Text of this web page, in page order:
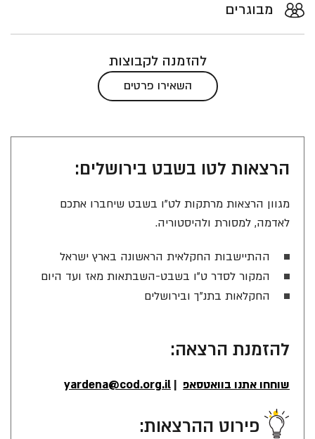
מבוגרים
להזמנה לקבוצות
השאירו פרטים
הרצאות לטו בשבט בירושלים:
מגוון הרצאות מרתקות לט"ו בשבט שיחברו אתכם
לאדמה, למסורת ולהיסטוריה.
ההתיישבות החקלאית הראשונה בארץ ישראל
המקור לסדר ט"ו בשבט-השבתאות מאז ועד היום
החקלאות בתנ"ך ובירושלים
להזמנת הרצאה:
שוחחו אתנו בוואטסאפ |
yardena@cod.org.il
פירוט ההרצאות: